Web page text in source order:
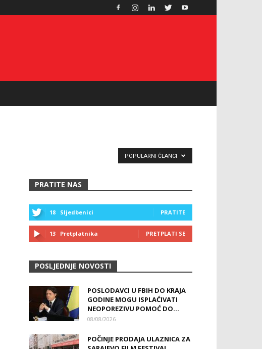
POPULARNI ČLANCI
PRATITE NAS
18 Sljedbenici PRATITE
13 Pretplatnika PRETPLATI SE
POSLJEDNJE NOVOSTI
POSLODAVCI U FBIH DO KRAJA
GODINE MOGU ISPLAĆIVATI
NEOPOREZIVU POMOĆ DO...
08/08/2026
POČINJE PRODAJA ULAZNICA ZA